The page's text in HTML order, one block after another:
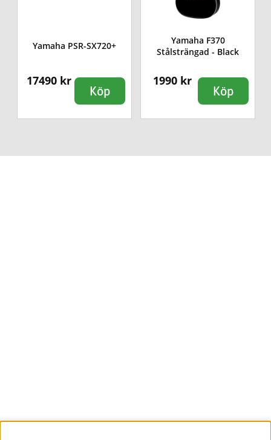
Yamaha PSR-SX720+
17490 kr
Köp
Yamaha F370
Stålsträngad - Black
1990 kr
Köp